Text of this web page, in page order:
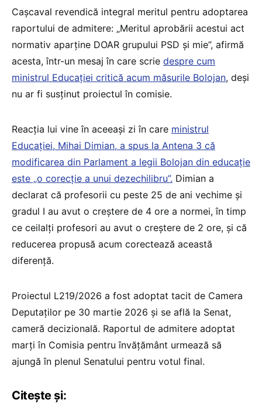
Cașcaval revendică integral meritul pentru adoptarea
raportului de admitere: „Meritul aprobării acestui act
normativ aparține DOAR grupului PSD și mie”, afirmă
acesta, într-un mesaj în care scrie despre cum
ministrul Educației critică acum măsurile Bolojan, deși
nu ar fi susținut proiectul în comisie.
Reacția lui vine în aceeași zi în care ministrul
Educației, Mihai Dimian, a spus la Antena 3 că
modificarea din Parlament a legii Bolojan din educație
este „o corecție a unui dezechilibru”. Dimian a
declarat că profesorii cu peste 25 de ani vechime și
gradul I au avut o creștere de 4 ore a normei, în timp
ce ceilalți profesori au avut o creștere de 2 ore, și că
reducerea propusă acum corectează această
diferență.
Proiectul L219/2026 a fost adoptat tacit de Camera
Deputaților pe 30 martie 2026 și se află la Senat,
cameră decizională. Raportul de admitere adoptat
marți în Comisia pentru învățământ urmează să
ajungă în plenul Senatului pentru votul final.
Citește și: